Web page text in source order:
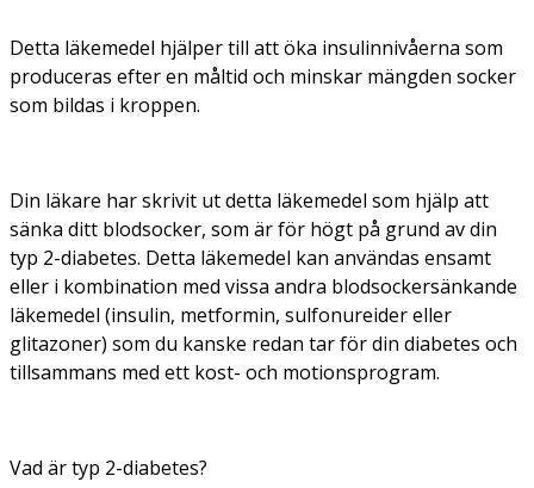
Detta läkemedel hjälper till att öka insulinnivåerna som
produceras efter en måltid och minskar mängden socker
som bildas i kroppen.
Din läkare har skrivit ut detta läkemedel som hjälp att
sänka ditt blodsocker, som är för högt på grund av din
typ 2-diabetes. Detta läkemedel kan användas ensamt
eller i kombination med vissa andra blodsockersänkande
läkemedel (insulin, metformin, sulfonureider eller
glitazoner) som du kanske redan tar för din diabetes och
tillsammans med ett kost- och motionsprogram.
Vad är typ 2-diabetes?